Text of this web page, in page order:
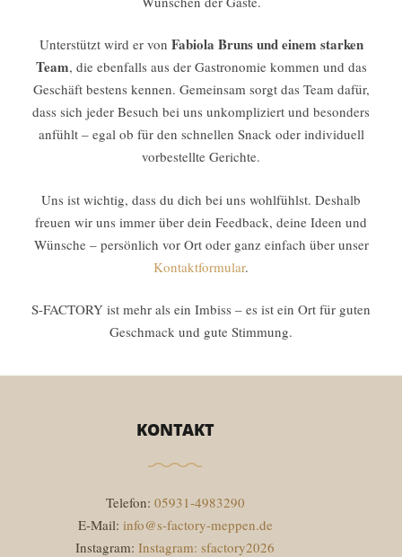
Unterstützt wird er von Fabiola Bruns und einem starken
Team, die ebenfalls aus der Gastronomie kommen und das
Geschäft bestens kennen. Gemeinsam sorgt das Team dafür,
dass sich jeder Besuch bei uns unkompliziert und besonders
anfühlt – egal ob für den schnellen Snack oder individuell
vorbestellte Gerichte.
Uns ist wichtig, dass du dich bei uns wohlfühlst. Deshalb
freuen wir uns immer über dein Feedback, deine Ideen und
Wünsche – persönlich vor Ort oder ganz einfach über unser
Kontaktformular.
S-FACTORY ist mehr als ein Imbiss – es ist ein Ort für guten
Geschmack und gute Stimmung.
KONTAKT
Telefon: 05931-4983290
E-Mail: info@s-factory-meppen.de
Instagram: Instagram: sfactory2026